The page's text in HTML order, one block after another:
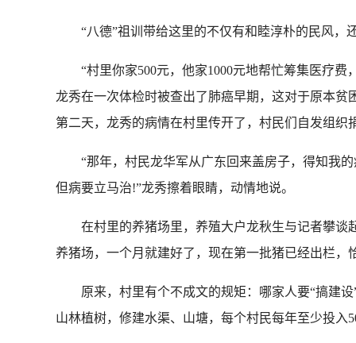
“八德”祖训带给这里的不仅有和睦淳朴的民风，
“村里你家500元，他家1000元地帮忙筹集医疗费
龙秀在一次体检时被查出了肺癌早期，这对于原本
第二天，龙秀的病情在村里传开了，村民们自发组织
“那年，村民龙华军从广东回来盖房子，得知我的
但病要立马治!”龙秀擦着眼睛，动情地说。
在村里的养猪场里，养殖大户龙秋生与记者攀谈
养猪场，一个月就建好了，现在第一批猪已经出栏，
原来，村里有个不成文的规矩：哪家人要“搞建设
山林植树，修建水渠、山塘，每个村民每年至少投入